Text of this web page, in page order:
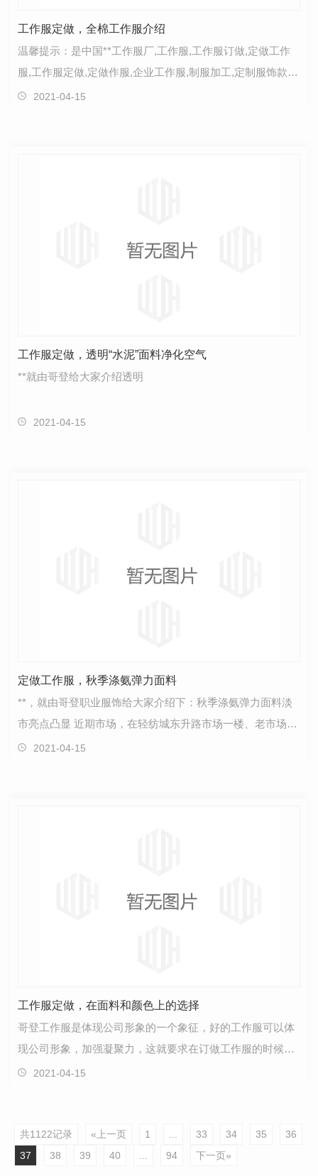
工作服定做，全棉工作服介绍
温馨提示：是中国**工作服厂,工作服,工作服订做,定做工作
服,工作服定做,定做作服,企业工作服,制服加工,定制服饰款
式，工作服在定制时就应该选好面料，选好适合自己…
2021-04-15
工作服定做，透明“水泥”面料净化空气
**就由哥登给大家介绍透明
2021-04-15
定做工作服，秋季涤氨弹力面料
**，就由哥登职业服饰给大家介绍下：秋季涤氨弹力面料淡
市亮点凸显 近期市场，在轻纺城东升路市场一楼、老市场一
楼和西市场一楼门市部，秋季涤氨弹力织物现…
2021-04-15
工作服定做，在面料和颜色上的选择
哥登工作服是体现公司形象的一个象征，好的工作服可以体
现公司形象，加强凝聚力，这就要求在订做工作服的时候选
好面料和颜色。工作服的制作与选择主要取决于其所在…
2021-04-15
共1122记录 «上一页 1 ... 33 34 35
36
37
38 39 40 ... 94 下一页»